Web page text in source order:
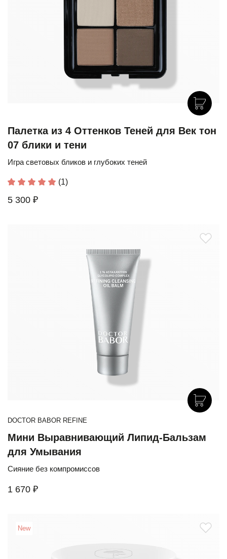
Палетка из 4 Оттенков Теней для Век тон
07 блики и тени
Игра световых бликов и глубоких теней
(1)
5 300 ₽
DOCTOR BABOR REFINE
Мини Выравнивающий Липид-Бальзам
для Умывания
Сияние без компромиссов
1 670 ₽
New